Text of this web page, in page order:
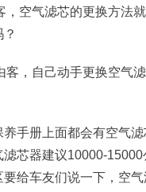
，空气滤芯的更换方法
手册上面都会有空气滤
芯器建议10000-15000
给车友们说一下，空